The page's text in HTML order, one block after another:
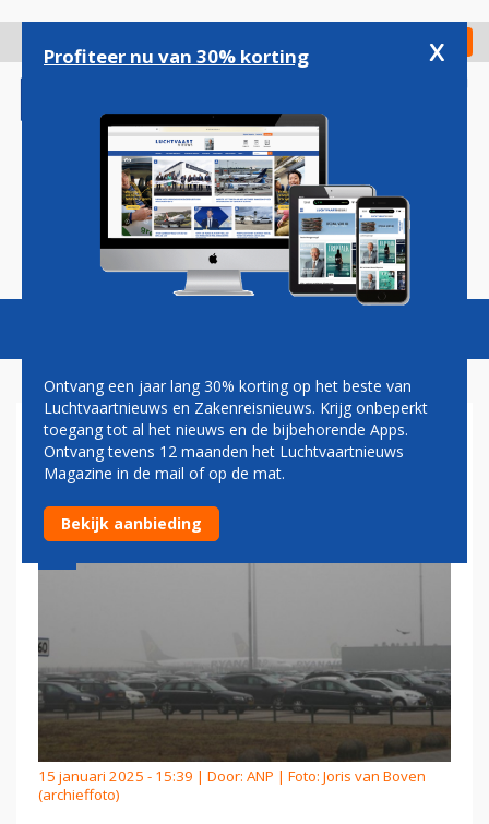
gaan
Check in
Magazine Podcasts Vacatures
VLIEGVERKEER EINDHOVEN
STILGELEGD OM MIST
15 januari 2025 - 15:39 | Door: ANP | Foto: Joris van Boven
(archieffoto)
Profiteer nu van 30% korting x
Ontvang een jaar lang 30% korting op het beste van
Luchtvaartnieuws en Zakenreisnieuws. Krijg onbeperkt
toegang tot al het nieuws en de bijbehorende Apps.
Ontvang tevens 12 maanden het Luchtvaartnieuws
Magazine in de mail of op de mat.
Bekijk aanbieding